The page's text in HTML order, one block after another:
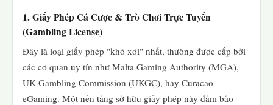
1. Giấy Phép Cá Cược & Trò Chơi Trực Tuyến
(Gambling License)
Đây là loại giấy phép "khó xơi" nhất, thường được cấp bởi
các cơ quan uy tín như Malta Gaming Authority (MGA),
UK Gambling Commission (UKGC), hay Curacao
eGaming. Một nền tảng sở hữu giấy phép này đảm bảo